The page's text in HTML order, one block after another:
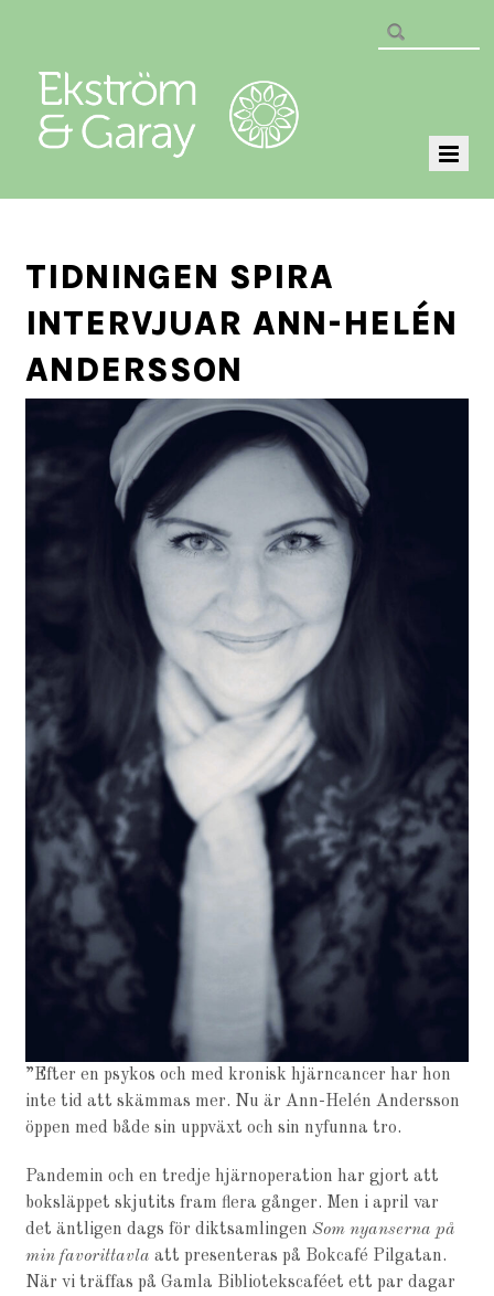
TIDNINGEN SPIRA
INTERVJUAR ANN-HELÉN
ANDERSSON
”Efter en psykos och med kronisk hjärncancer har hon
inte tid att skämmas mer. Nu är Ann-Helén Andersson
öppen med både sin uppväxt och sin nyfunna tro.
Pandemin och en tredje hjärnoperation har gjort att
boksläppet skjutits fram flera gånger. Men i april var
det äntligen dags för diktsamlingenSom nyanserna på
min favorittavla att presenteras på Bokcafé Pilgatan.
När vi träffas på Gamla Bibliotekscaféet ett par dagar